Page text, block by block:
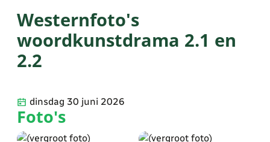
Westernfoto's
woordkunstdrama 2.1 en
2.2
dinsdag 30 juni 2026
Foto's